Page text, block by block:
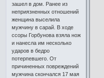
зашел в дом. Ранее из
неприязненных отношений
женщина выселила
мужчину в сарай. В ходе
ссоры Горбунова взяла нож
и нанесла им несколько
ударов в бедро
потерпевшего. От
причиненных повреждений
мужчина скончался 17 мая